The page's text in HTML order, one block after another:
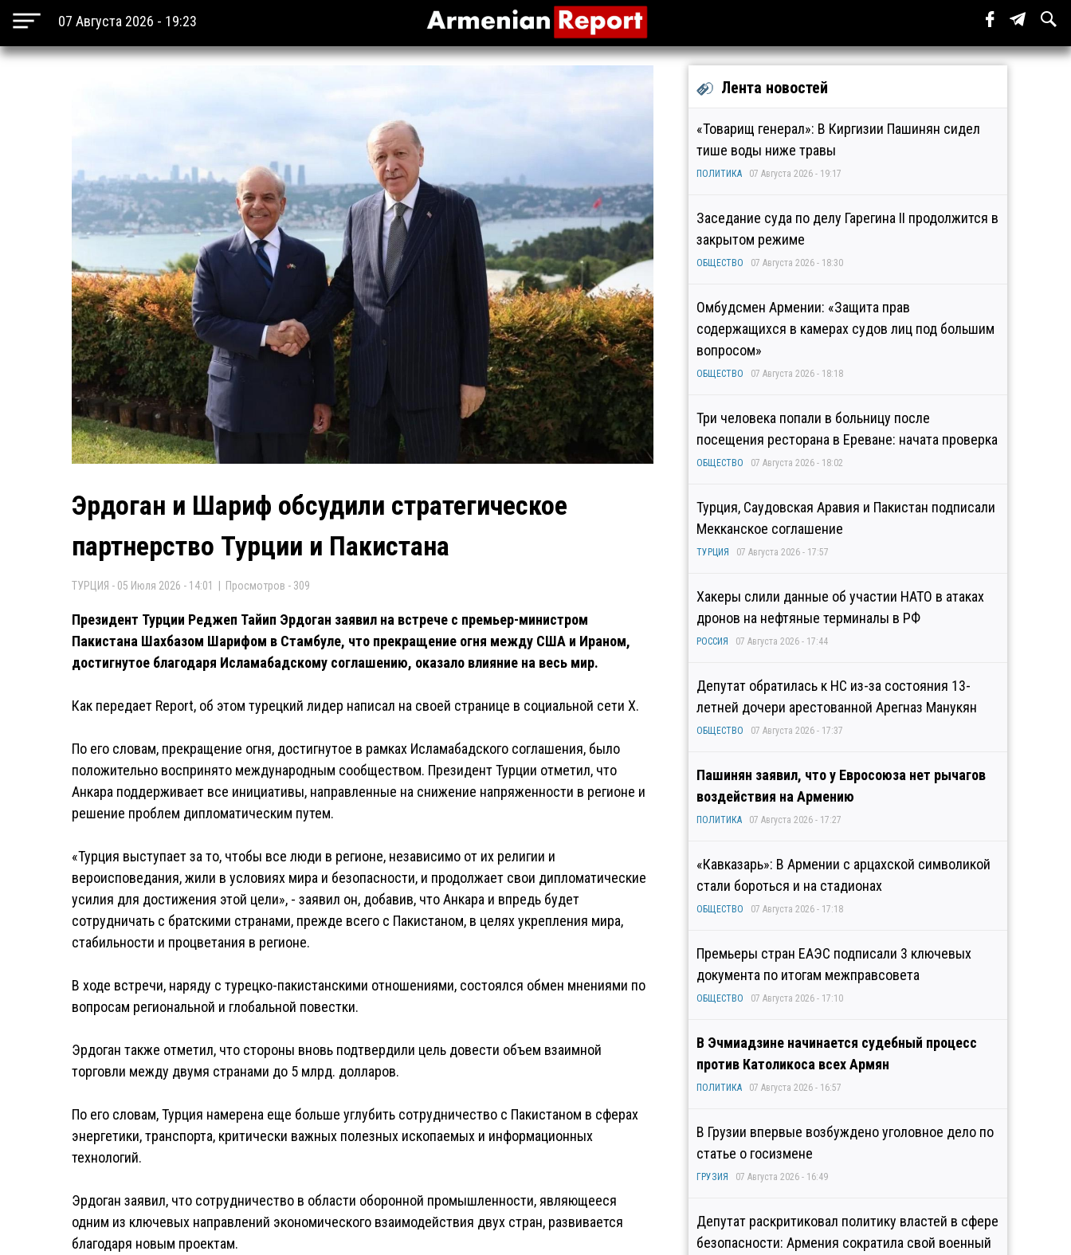
07 Августа 2026 - 19:23
Эрдоган и Шариф обсудили стратегическое
партнерство Турции и Пакистана
ТУРЦИЯ - 05 Июля 2026 - 14:01 | Просмотров - 309
Президент Турции Реджеп Тайип Эрдоган заявил на встрече с премьер-министром
Пакистана Шахбазом Шарифом в Стамбуле, что прекращение огня между США и Ираном,
достигнутое благодаря Исламабадскому соглашению, оказало влияние на весь мир.
Как передает Report, об этом турецкий лидер написал на своей странице в социальной сети X.
По его словам, прекращение огня, достигнутое в рамках Исламабадского соглашения, было
положительно воспринято международным сообществом. Президент Турции отметил, что
Анкара поддерживает все инициативы, направленные на снижение напряженности в регионе и
решение проблем дипломатическим путем.
«Турция выступает за то, чтобы все люди в регионе, независимо от их религии и
вероисповедания, жили в условиях мира и безопасности, и продолжает свои дипломатические
усилия для достижения этой цели», - заявил он, добавив, что Анкара и впредь будет
сотрудничать с братскими странами, прежде всего с Пакистаном, в целях укрепления мира,
стабильности и процветания в регионе.
В ходе встречи, наряду с турецко-пакистанскими отношениями, состоялся обмен мнениями по
вопросам региональной и глобальной повестки.
Эрдоган также отметил, что стороны вновь подтвердили цель довести объем взаимной
торговли между двумя странами до 5 млрд. долларов.
По его словам, Турция намерена еще больше углубить сотрудничество с Пакистаном в сферах
энергетики, транспорта, критически важных полезных ископаемых и информационных
технологий.
Эрдоган заявил, что сотрудничество в области оборонной промышленности, являющееся
одним из ключевых направлений экономического взаимодействия двух стран, развивается
благодаря новым проектам.
Лента новостей
«Товарищ генерал»: В Киргизии Пашинян сидел
тише воды ниже травы
ПОЛИТИКА 07 Августа 2026 - 19:17
Заседание суда по делу Гарегина II продолжится в
закрытом режиме
ОБЩЕСТВО 07 Августа 2026 - 18:30
Омбудсмен Армении: «Защита прав
содержащихся в камерах судов лиц под большим
вопросом»
ОБЩЕСТВО 07 Августа 2026 - 18:18
Три человека попали в больницу после
посещения ресторана в Ереване: начата проверка
ОБЩЕСТВО 07 Августа 2026 - 18:02
Турция, Саудовская Аравия и Пакистан подписали
Мекканское соглашение
ТУРЦИЯ 07 Августа 2026 - 17:57
Хакеры слили данные об участии НАТО в атаках
дронов на нефтяные терминалы в РФ
РОССИЯ 07 Августа 2026 - 17:44
Депутат обратилась к НС из-за состояния 13-
летней дочери арестованной Арегназ Манукян
ОБЩЕСТВО 07 Августа 2026 - 17:37
Пашинян заявил, что у Евросоюза нет рычагов
воздействия на Армению
ПОЛИТИКА 07 Августа 2026 - 17:27
«Кавказарь»: В Армении с арцахской символикой
стали бороться и на стадионах
ОБЩЕСТВО 07 Августа 2026 - 17:18
Премьеры стран ЕАЭС подписали 3 ключевых
документа по итогам межправсовета
ОБЩЕСТВО 07 Августа 2026 - 17:10
В Эчмиадзине начинается судебный процесс
против Католикоса всех Армян
ПОЛИТИКА 07 Августа 2026 - 16:57
В Грузии впервые возбуждено уголовное дело по
статье о госизмене
ГРУЗИЯ 07 Августа 2026 - 16:49
Депутат раскритиковал политику властей в сфере
безопасности: Армения сократила свой военный